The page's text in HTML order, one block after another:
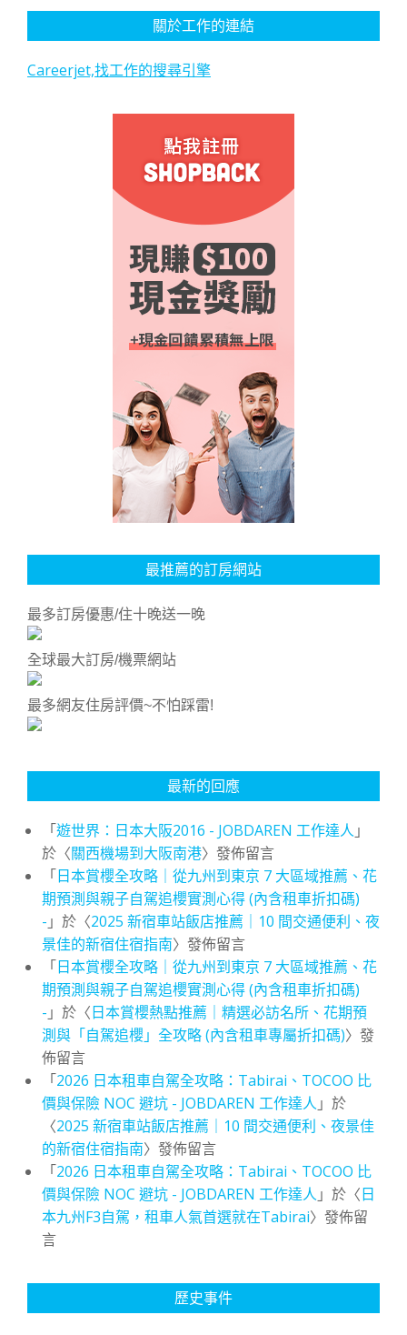
關於工作的連結
Careerjet,找工作的搜尋引擎
最推薦的訂房網站
最多訂房優惠/住十晚送一晚
全球最大訂房/機票網站
最多網友住房評價~不怕踩雷!
最新的回應
「遊世界：日本大阪2016 - JOBDAREN 工作達人 」
於〈關西機場到大阪南港〉發佈留言
「日本賞櫻全攻略｜從九州到東京 7 大區域推薦、花
期預測與親子自駕追櫻實測心得 (內含租車折扣碼)
- 」於〈2025 新宿車站飯店推薦｜10 間交通便利、夜
景佳的新宿住宿指南〉發佈留言
「日本賞櫻全攻略｜從九州到東京 7 大區域推薦、花
期預測與親子自駕追櫻實測心得 (內含租車折扣碼)
- 」於〈日本賞櫻熱點推薦｜精選必訪名所、花期預
測與「自駕追櫻」全攻略 (內含租車專屬折扣碼)〉發
佈留言
「2026 日本租車自駕全攻略：Tabirai、TOCOO 比
價與保險 NOC 避坑 - JOBDAREN 工作達人 」於
〈2025 新宿車站飯店推薦｜10 間交通便利、夜景佳
的新宿住宿指南〉發佈留言
「2026 日本租車自駕全攻略：Tabirai、TOCOO 比
價與保險 NOC 避坑 - JOBDAREN 工作達人 」於〈日
本九州F3自駕，租車人氣首選就在Tabirai〉發佈留
言
歷史事件